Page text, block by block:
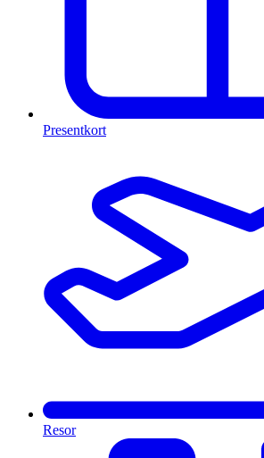
Presentkort
Resor